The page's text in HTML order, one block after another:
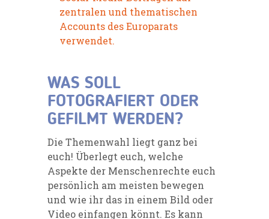
zentralen und thematischen
Accounts des Europarats
verwendet.
WAS SOLL
FOTOGRAFIERT ODER
GEFILMT WERDEN?
Die Themenwahl liegt ganz bei
euch! Überlegt euch, welche
Aspekte der Menschenrechte euch
persönlich am meisten bewegen
und wie ihr das in einem Bild oder
Video einfangen könnt. Es kann